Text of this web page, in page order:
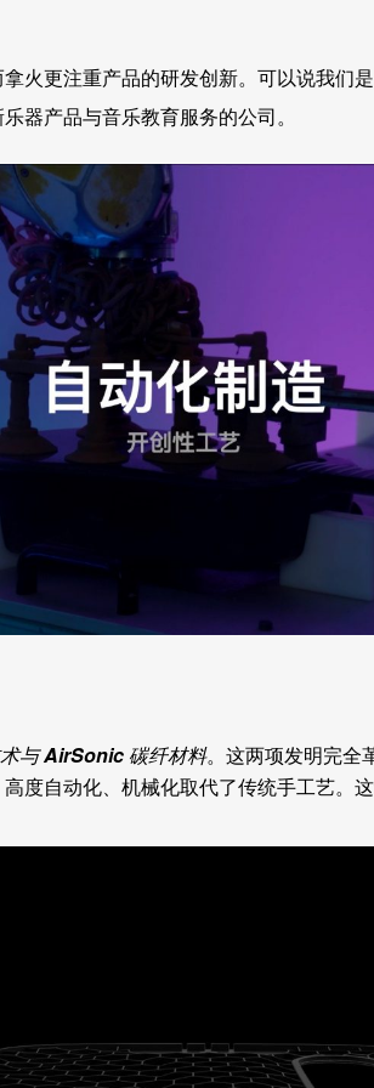
火更注重产品的研发创新。可以说我们是
器产品与音乐教育服务的公司。
与 AirSonic 碳纤材料。这两项发明完全
度自动化、机械化取代了传统手工艺。